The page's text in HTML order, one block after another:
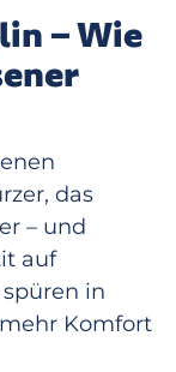
– Wie
das
– und
auf
spüren in
Komfort